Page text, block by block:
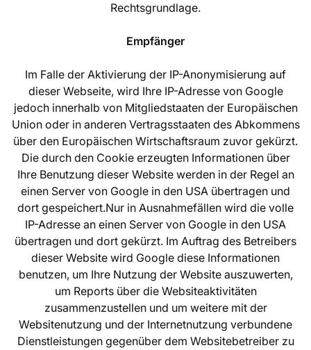
Rechtsgrundlage.
Empfänger
Im Falle der Aktivierung der IP-Anonymisierung auf
dieser Webseite, wird Ihre IP-Adresse von Google
jedoch innerhalb von Mitgliedstaaten der Europäischen
Union oder in anderen Vertragsstaaten des Abkommens
über den Europäischen Wirtschaftsraum zuvor gekürzt.
Die durch den Cookie erzeugten Informationen über
Ihre Benutzung dieser Website werden in der Regel an
einen Server von Google in den USA übertragen und
dort gespeichert.Nur in Ausnahmefällen wird die volle
IP-Adresse an einen Server von Google in den USA
übertragen und dort gekürzt. Im Auftrag des Betreibers
dieser Website wird Google diese Informationen
benutzen, um Ihre Nutzung der Website auszuwerten,
um Reports über die Websiteaktivitäten
zusammenzustellen und um weitere mit der
Websitenutzung und der Internetnutzung verbundene
Dienstleistungen gegenüber dem Websitebetreiber zu